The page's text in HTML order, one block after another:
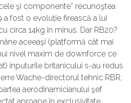
şi componente” recunoştea
a fost o evoluție firească a lui
circa 14kg în minus. Dar RB20?
aceeaşi (platformă cât mai
nivel maxim de downforce ce
inputurile britanicului s-au redus
Wache-directorul tehnic RBR,
aerodinamicianului şef